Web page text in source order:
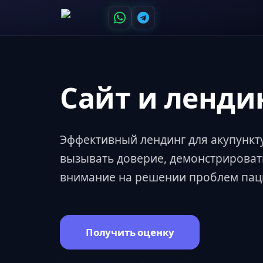
Сайт и
Эффективный лендинг для
вызывать доверие,
внимание на решении проблем
Получить оценку